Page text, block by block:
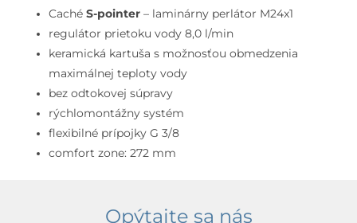
batéria,
biela/chróm
CachéS-pointer– laminárny perlátor M24x1
regulátor prietoku vody 8,0 l/min
keramická kartuša s možnosťou obmedzenia
maximálnej teploty vody
bez odtokovej súpravy
rýchlomontážny systém
flexibilné prípojky G 3/8
comfort zone: 272 mm
Opýtajte sa nás